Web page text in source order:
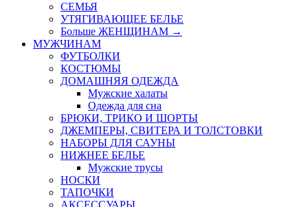
СЕМЬЯ
УТЯГИВАЮЩЕЕ БЕЛЬЕ
Больше ЖЕНЩИНАМ →
МУЖЧИНАМ
ФУТБОЛКИ
КОСТЮМЫ
ДОМАШНЯЯ ОДЕЖДА
Мужские халаты
Одежда для сна
БРЮКИ, ТРИКО И ШОРТЫ
ДЖЕМПЕРЫ, СВИТЕРА И ТОЛСТОВКИ
НАБОРЫ ДЛЯ САУНЫ
НИЖНЕЕ БЕЛЬЕ
Мужские трусы
НОСКИ
ТАПОЧКИ
АКСЕССУАРЫ